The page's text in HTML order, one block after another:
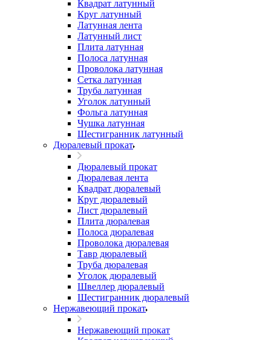
Квадрат латунный
Круг латунный
Латунная лента
Латунный лист
Плита латунная
Полоса латунная
Проволока латунная
Сетка латунная
Труба латунная
Уголок латунный
Фольга латунная
Чушка латунная
Шестигранник латунный
Дюралевый прокат
Дюралевый прокат
Дюралевая лента
Квадрат дюралевый
Круг дюралевый
Лист дюралевый
Плита дюралевая
Полоса дюралевая
Проволока дюралевая
Тавр дюралевый
Труба дюралевая
Уголок дюралевый
Швеллер дюралевый
Шестигранник дюралевый
Нержавеющий прокат
Нержавеющий прокат